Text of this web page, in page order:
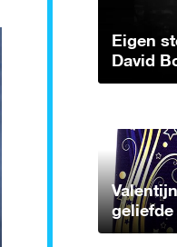
Eigen
David
geliefde